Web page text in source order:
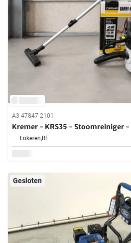
A3-47847-2101
Kremer - KRS35 - Stoomreiniger -
Lokeren,BE
Gesloten